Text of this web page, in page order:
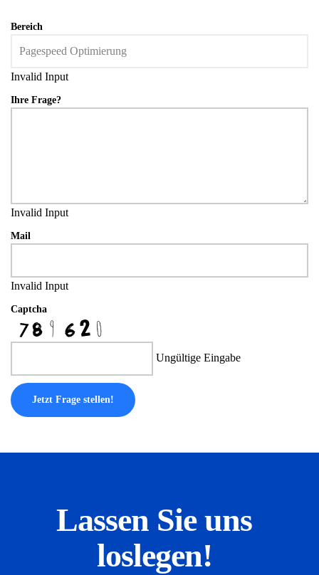
Bereich
Invalid Input
Ihre Frage?
Invalid Input
Mail
Invalid Input
Captcha
Ungültige Eingabe
Jetzt Frage stellen!
Lassen Sie uns
loslegen!